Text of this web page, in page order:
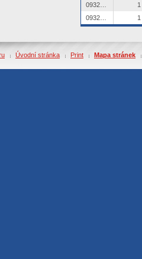
1
1
Úvodní stránka Print Mapa stránek